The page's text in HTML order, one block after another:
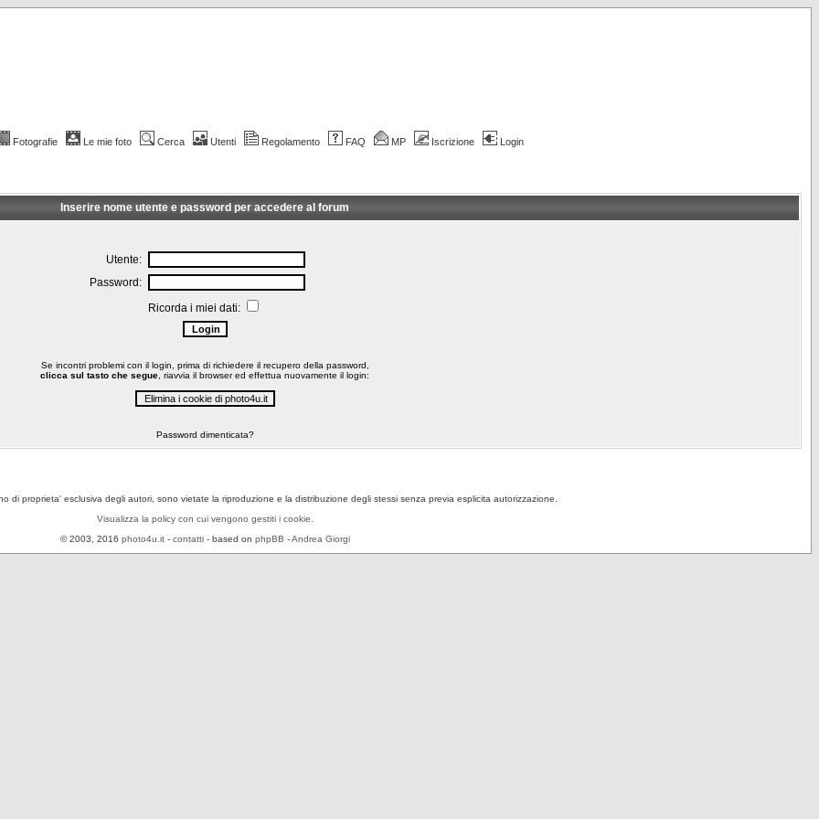
Fotografie Le mie foto Cerca Utenti Regolamento FAQ MP Iscrizione Login
Inserire nome utente e password per accedere al forum
Utente:
Password:
Ricorda i miei dati:
Se incontri problemi con il login, prima di richiedere il recupero della password,
clicca sul tasto che segue , riavvia il browser ed effettua nuovamente il login:
Password dimenticata?
di proprieta' esclusiva degli autori, sono vietate la riproduzione e la distribuzione degli stessi senza previa esplicita autorizzazione.
Visualizza la policy con cui vengono gestiti i cookie.
© 2003, 2016 photo4u.it- contatti- based on phpBB -Andrea Giorgi